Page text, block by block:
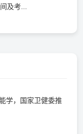
及考...
学，国家卫健委推